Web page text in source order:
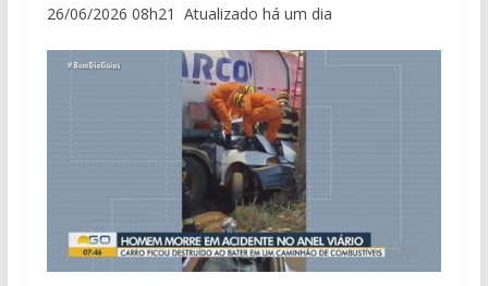
26/06/2026 08h21 Atualizado há um dia